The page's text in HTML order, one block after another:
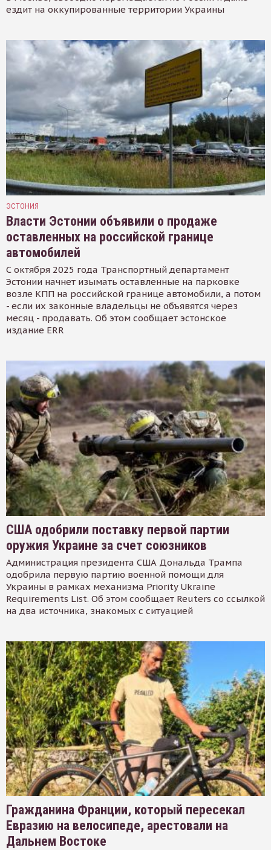
ездит на оккупированные территории Украины
ЭСТОНИЯ
Власти Эстонии объявили о продаже
оставленных на российской границе
автомобилей
С октября 2025 года Транспортный департамент
Эстонии начнет изымать оставленные на парковке
возле КПП на российской границе автомобили, а потом
- если их законные владельцы не объявятся через
месяц - продавать. Об этом сообщает эстонское
издание ERR
США одобрили поставку первой партии
оружия Украине за счет союзников
Администрация президента США Дональда Трампа
одобрила первую партию военной помощи для
Украины в рамках механизма Priority Ukraine
Requirements List. Об этом сообщает Reuters со ссылкой
на два источника, знакомых с ситуацией
Гражданина Франции, который пересекал
Евразию на велосипеде, арестовали на
Дальнем Востоке